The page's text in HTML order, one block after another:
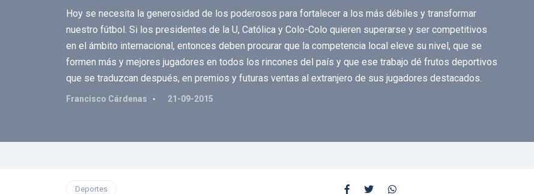
Hoy se necesita la generosidad de los poderosos para fortalecer a los más débiles y transformar
nuestro fútbol. Si los presidentes de la U, Católica y Colo-Colo quieren superarse y ser competitivos
en el ámbito internacional, entonces deben procurar que la competencia local eleve su nivel, que se
formen más y mejores jugadores en todos los rincones del país y que ese trabajo dé frutos deportivos
que se traduzcan después, en premios y futuras ventas al extranjero de sus jugadores destacados.
Francisco Cárdenas 21-09-2015
Deportes